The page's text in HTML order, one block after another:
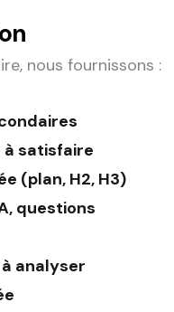
nous fournissons :
satisfaire
(plan, H2, H3)
questions
analyser